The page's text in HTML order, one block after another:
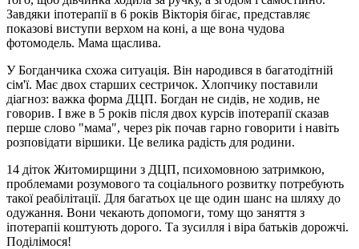
Завдяки іпотерапії в 6 років Вікторія бігає, представляє
показові виступи верхом на коні, а ще вона чудова
фотомодель. Мама щаслива.
У Богданчика схожа ситуація. Він народився в багатодітній
сім'ї. Має двох старших сестричок. Хлопчику поставили
діагноз: важка форма ДЦП. Богдан не сидів, не ходив, не
говорив. І вже в 5 років після двох курсів іпотерапії сказав
перше слово "мама", через рік почав гарно говорити і навіть
розповідати віршики. Це велика радість для родини.
14 діток Житомирщини з ДЦП, психомовною затримкою,
проблемами розумового та соціального розвитку потребують
такої реабілітації. Для багатьох це ще один шанс на шляху до
одужання. Вони чекають допомоги, тому що заняття з
іпотерапіі коштують дорого. Та зусилля і віра батьків дорожчі.
Поділімося!